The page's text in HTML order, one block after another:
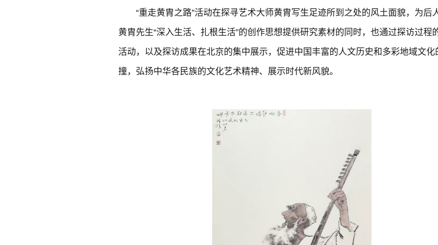
“重走黄胄之路”活动在探寻艺术大师黄胄写生足迹所到之处的风土面貌，为后
黄胄先生“深入生活、扎根生活”的创作思想提供研究素材的同时，也通过探访过程
活动，以及探访成果在北京的集中展示，促进中国丰富的人文历史和多彩地域文化
撞，弘扬中华各民族的文化艺术精神、展示时代新风貌。